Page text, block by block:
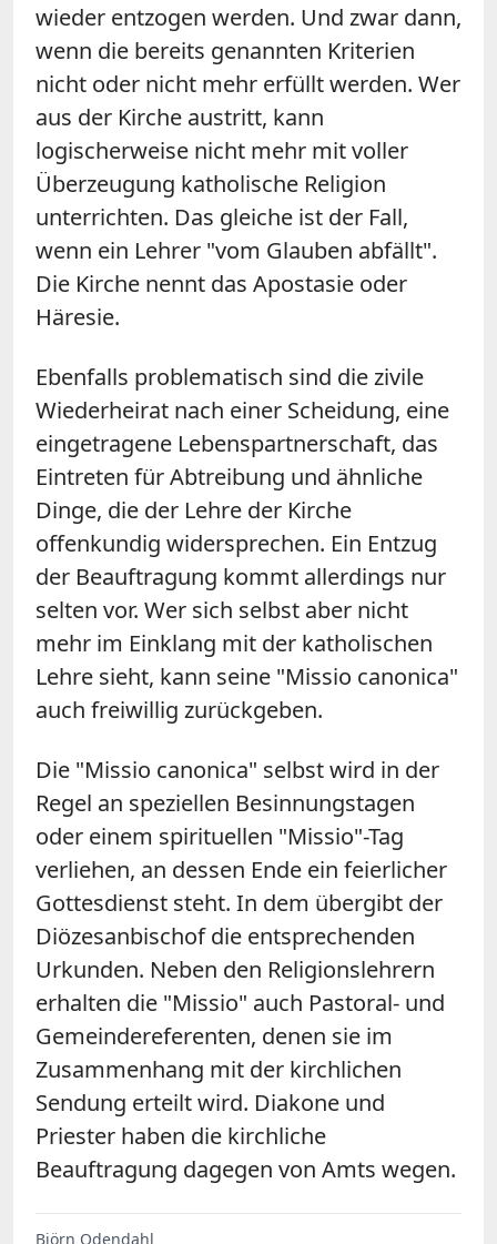
wieder entzogen werden. Und zwar dann,
wenn die bereits genannten Kriterien
nicht oder nicht mehr erfüllt werden. Wer
aus der Kirche austritt, kann
logischerweise nicht mehr mit voller
Überzeugung katholische Religion
unterrichten. Das gleiche ist der Fall,
wenn ein Lehrer "vom Glauben abfällt".
Die Kirche nennt das Apostasie oder
Häresie.
Ebenfalls problematisch sind die zivile
Wiederheirat nach einer Scheidung, eine
eingetragene Lebenspartnerschaft, das
Eintreten für Abtreibung und ähnliche
Dinge, die der Lehre der Kirche
offenkundig widersprechen. Ein Entzug
der Beauftragung kommt allerdings nur
selten vor. Wer sich selbst aber nicht
mehr im Einklang mit der katholischen
Lehre sieht, kann seine "Missio canonica"
auch freiwillig zurückgeben.
Die "Missio canonica" selbst wird in der
Regel an speziellen Besinnungstagen
oder einem spirituellen "Missio"-Tag
verliehen, an dessen Ende ein feierlicher
Gottesdienst steht. In dem übergibt der
Diözesanbischof die entsprechenden
Urkunden. Neben den Religionslehrern
erhalten die "Missio" auch Pastoral- und
Gemeindereferenten, denen sie im
Zusammenhang mit der kirchlichen
Sendung erteilt wird. Diakone und
Priester haben die kirchliche
Beauftragung dagegen von Amts wegen.
Björn Odendahl